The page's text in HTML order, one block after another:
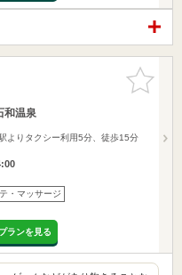
お気に入
りに追加
和温泉
よりタクシー利用5分、徒歩15分
・マッサージ
ランを見る